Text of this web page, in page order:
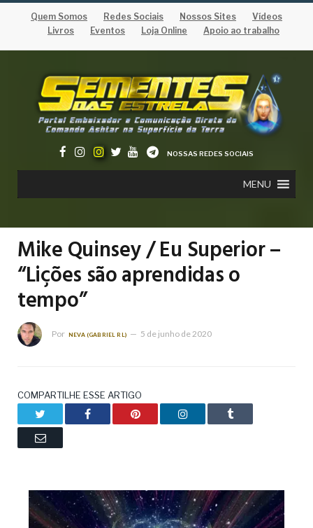
Quem Somos Redes Sociais Nossos Sites
Vídeos
Livros
Eventos Loja Online Apoio ao trabalho
NOSSAS REDES SOCIAIS
MENU
Mike Quinsey / Eu Superior –
“Lições são aprendidas o
tempo”
Por NEVA (GABRIEL RL) 5 de junho de 2020
COMPARTILHE ESSE ARTIGO
Facebook Pinterest LinkedIn Tumblr
Email